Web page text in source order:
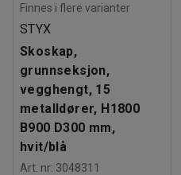
Finnes i flere varianter
STYX
Skoskap,
grunnseksjon,
vegghengt, 15
metalldører, H1800
B900 D300 mm,
hvit/blå
Art. nr: 3048311